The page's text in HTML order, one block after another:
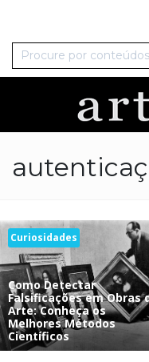
Curiosidades
Como Detectar
Falsificações em Obras
Arte: Conheça os
Melhores Métodos
Científicos